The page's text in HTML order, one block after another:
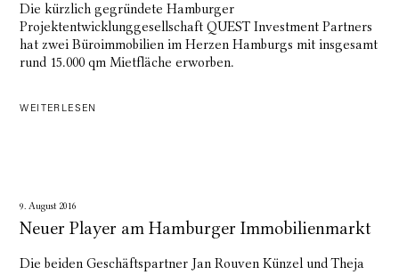
Die kürzlich gegründete Hamburger
Projektentwicklunggesellschaft QUEST Investment Partners
hat zwei Büroimmobilien im Herzen Hamburgs mit insgesamt
rund 15.000 qm Mietfläche erworben.
WEITERLESEN
9. August 2016
Neuer Player am Hamburger Immobilienmarkt
Die beiden Geschäftspartner Jan Rouven Künzel und Theja